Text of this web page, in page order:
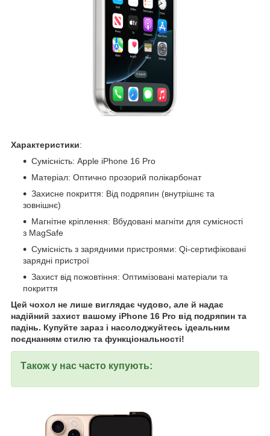
Характеристики:
Сумісність: Apple iPhone 16 Pro
Матеріал: Оптично прозорий полікарбонат
Захисне покриття: Від подряпин (внутрішнє та
зовнішнє)
Магнітне кріплення: Вбудовані магніти для сумісності
з MagSafe
Сумісність з зарядними пристроями: Qi-сертифіковані
зарядні пристрої
Захист від пожовтіння: Оптимізовані матеріали та
покриття
Цей чохол не лише виглядає чудово, але й надає
надійний захист вашому iPhone 16 Pro від подряпин та
падінь. Купуйте зараз і насолоджуйтесь ідеальним
поєднанням стилю та функціональності!
Також у нас часто купують: